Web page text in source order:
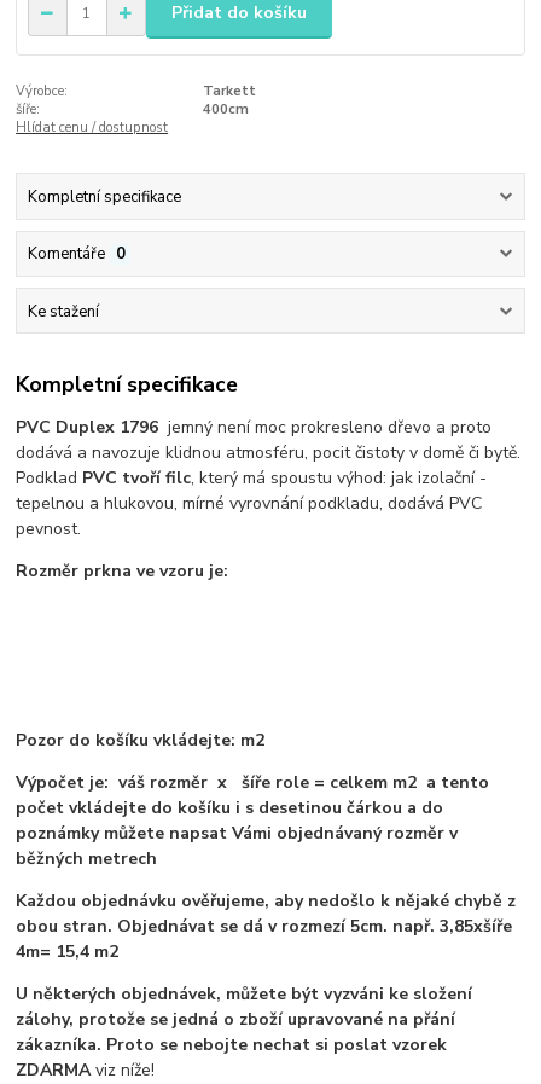
Přidat do košíku
Výrobce:
Tarkett
šíře:
400cm
Hlídat cenu / dostupnost
Kompletní specifikace
Komentáře 0
Ke stažení
Kompletní specifikace
PVC Duplex 1796 jemný není moc prokresleno dřevo a proto
dodává a navozuje klidnou atmosféru, pocit čistoty v domě či bytě.
Podklad PVC tvoří filc, který má spoustu výhod: jak izolační -
tepelnou a hlukovou, mírné vyrovnání podkladu, dodává PVC
pevnost.
Rozměr prkna ve vzoru je:
Pozor do košíku vkládejte: m2
Výpočet je: váš rozměr x šíře role = celkem m2 a tento
počet vkládejte do košíku i s desetinou čárkou a do
poznámky můžete napsat Vámi objednávaný rozměr v
běžných metrech
Každou objednávku ověřujeme, aby nedošlo k nějaké chybě z
obou stran. Objednávat se dá v rozmezí 5cm. např. 3,85xšíře
4m= 15,4 m2
U některých objednávek, můžete být vyzváni ke složení
zálohy, protože se jedná o zboží upravované na přání
zákazníka. Proto se nebojte nechat si poslat vzorek
ZDARMAviz níže!